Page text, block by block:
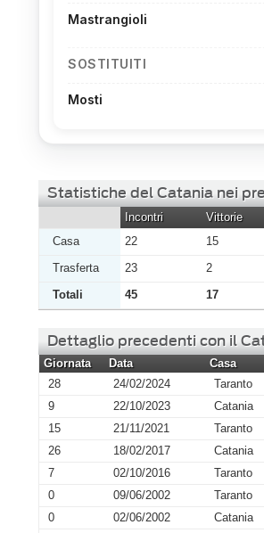
Mastrangioli
SOSTITUITI
Mosti
Statistiche del Catania nei
Incontri Vittorie
Casa
22 15
Trasferta
23 2
Totali
45 17
Dettaglio precedenti con il
Giornata Data Casa
28
24/02/2024 Taranto
9
22/10/2023 Catania
15
21/11/2021 Taranto
26
18/02/2017 Catania
7
02/10/2016 Taranto
0
09/06/2002 Taranto
0
02/06/2002 Catania